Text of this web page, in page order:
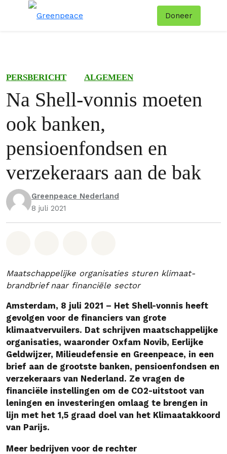
Doneer
PERSBERICHT ALGEMEEN
Na Shell-vonnis moeten
ook banken,
pensioenfondsen en
verzekeraars aan de bak
Greenpeace Nederland
8 juli 2021
Maatschappelijke organisaties sturen klimaat-
brandbrief naar financiële sector
Amsterdam, 8 juli 2021 – Het Shell-vonnis heeft
gevolgen voor de financiers van grote
klimaatvervuilers. Dat schrijven maatschappelijke
organisaties, waaronder Oxfam Novib, Eerlijke
Geldwijzer, Milieudefensie en Greenpeace, in een
brief aan de grootste banken, pensioenfondsen en
verzekeraars van Nederland. Ze vragen de
financiële instellingen om de CO2-uitstoot van
leningen en investeringen omlaag te brengen in
lijn met het 1,5 graad doel van het Klimaatakkoord
van Parijs.
Meer bedrijven voor de rechter